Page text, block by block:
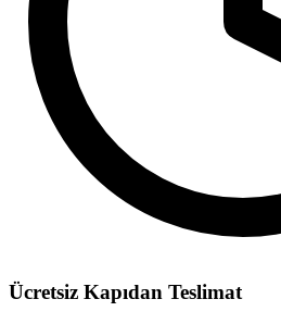
Ücretsiz Kapıdan Teslimat